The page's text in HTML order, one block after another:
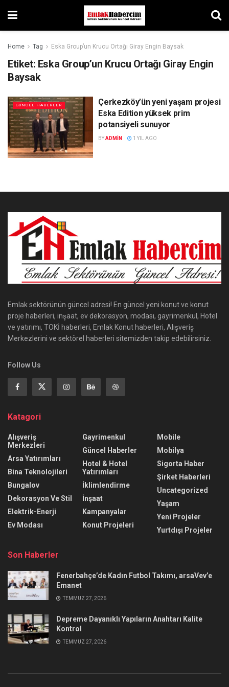
Home Tag Eska Group’un Krucu Ortağı Giray Engin Baysak
Etiket: Eska Group’un Krucu Ortağı Giray Engin
Baysak
GÜNCEL HABERLER
Çerkezköy’ün yeni yaşam projesi
Eska Edition yüksek prim
potansiyeli sunuyor
BYADMIN 1 YIL AGO
Emlak sektörünün güncel adresi! En güncel yeni konut ve konut
proje haberleri, inşaat, ev dekorasyon, modası, gayrimenkul, Hotel
ve yatırımı, TOKİ haberleri, Emlak Konut haberleri, Alışveriş
Merkezlerini ve sektörel haberleri sitemizden takip edebilirsiniz.
Follow Us
Katagori
Alışveriş
Merkezleri
Arsa Yatırımları
Bina Teknolojileri
Bungalov
Dekorasyon Ve Stil
Elektrik-Enerji
Ev Modası
Gayrimenkul
Güncel Haberler
Hotel & Hotel
Yatırımları
İklimlendirme
İnşaat
Kampanyalar
Konut Projeleri
Mobile
Mobilya
Sigorta Haber
Şirket Haberleri
Uncategorized
Yaşam
Yeni Projeler
Yurtdışı Projeler
Son Haberler
Fenerbahçe’de Kadın Futbol Takımı, arsaVev’e
Emanet
TEMMUZ 27, 2026
Depreme Dayanıklı Yapıların Anahtarı Kalite
Kontrol
TEMMUZ 27, 2026